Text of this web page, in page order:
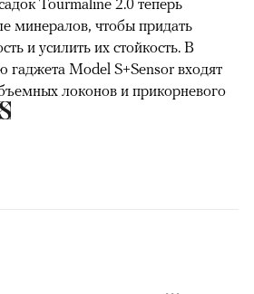
минералов, чтобы придать
и усилить их стойкость. В
Model S+Sensor входят
локонов и прикорневого